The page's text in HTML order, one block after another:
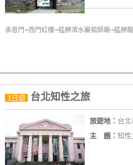
提
案
合
作
商
合
作
承恩門→西門紅樓→艋舺清水巖祖師廟→艋舺
1日遊 台北知性之旅
旅遊地： 台北
主 題： 知